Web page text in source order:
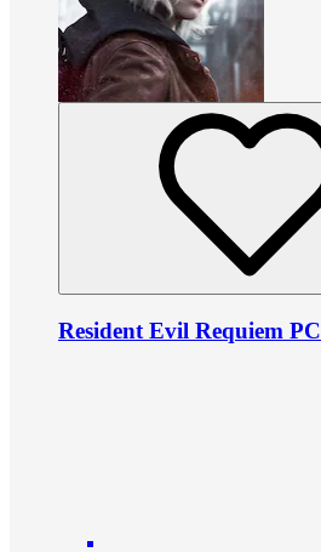
Resident Evil Requiem PC